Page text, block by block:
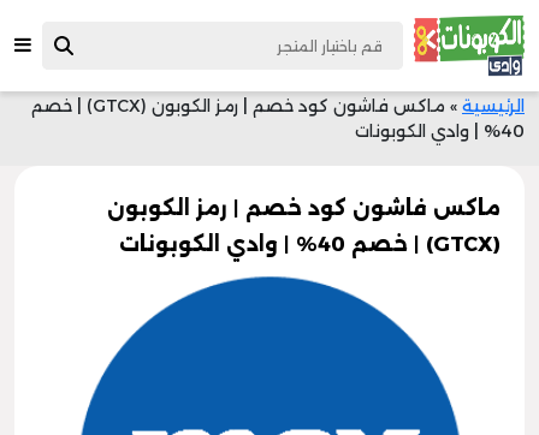
الرئيسية »
ماكس فاشون كود خصم | رمز الكوبون (GTCX) | خصم
40% | وادي الكوبونات
ماكس فاشون كود خصم | رمز الكوبون
(GTCX) | خصم 40% | وادي الكوبونات